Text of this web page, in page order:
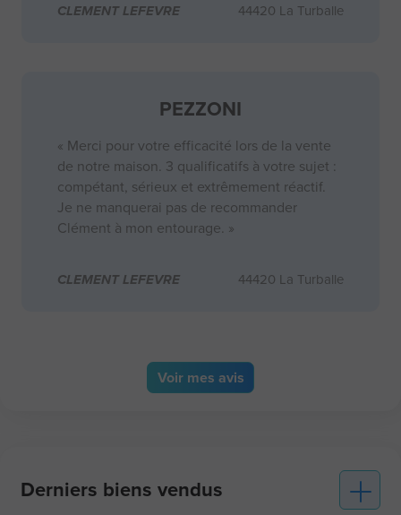
Voir mes avis
CLEMENT LEFEVRE 44420 La Turballe
PEZZONI
« Merci pour votre efficacité lors de la vente
de notre maison. 3 qualificatifs à votre sujet :
compétant, sérieux et extrêmement réactif.
Je ne manquerai pas de recommander
Clément à mon entourage. »
CLEMENT LEFEVRE 44420 La Turballe
Derniers biens vendus